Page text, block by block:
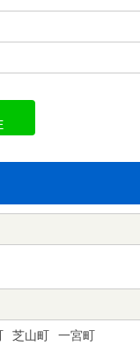
芝山町
一宮町